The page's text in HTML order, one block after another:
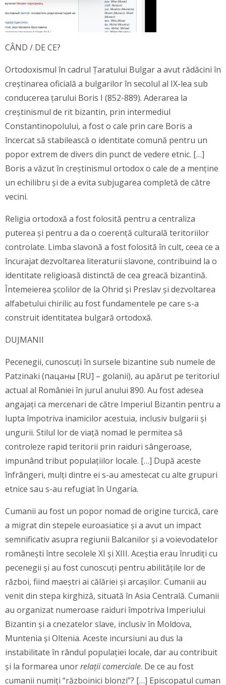
CÂND / DE CE?
Ortodoxismul în cadrul Țaratului Bulgar a avut rădăcini în
creștinarea oficială a bulgarilor în secolul al IX-lea sub
conducerea țarului Boris I (852-889). Aderarea la
creștinismul de rit bizantin, prin intermediul
Constantinopolului, a fost o cale prin care Boris a
încercat să stabilească o identitate comună pentru un
popor extrem de divers din punct de vedere etnic. […]
Boris a văzut în creștinismul ortodox o cale de a menține
un echilibru și de a evita subjugarea completă de către
vecini.
Religia ortodoxă a fost folosită pentru a centraliza
puterea și pentru a da o coerență culturală teritoriilor
controlate. Limba slavonă a fost folosită în cult, ceea ce a
încurajat dezvoltarea literaturii slavone, contribuind la o
identitate religioasă distinctă de cea greacă bizantină.
Întemeierea școlilor de la Ohrid și Preslav și dezvoltarea
alfabetului chirilic au fost fundamentele pe care s-a
construit identitatea bulgară ortodoxă.
DUJMANII
Pecenegii, cunoscuți în sursele bizantine sub numele de
Patzinaki (пацаны [RU] – golanii), au apărut pe teritoriul
actual al României în jurul anului 890. Au fost adesea
angajați ca mercenari de către Imperiul Bizantin pentru a
lupta împotriva inamicilor acestuia, inclusiv bulgarii și
ungurii. Stilul lor de viață nomad le permitea să
controleze rapid teritorii prin raiduri sângeroase,
impunând tribut populațiilor locale. […] După aceste
înfrângeri, mulți dintre ei s-au amestecat cu alte grupuri
etnice sau s-au refugiat în Ungaria.
Cumanii au fost un popor nomad de origine turcică, care
a migrat din stepele euroasiatice și a avut un impact
semnificativ asupra regiunii Balcanilor și a voievodatelor
românești între secolele XI și XIII. Aceștia erau înrudiți cu
pecenegii și au fost cunoscuți pentru abilitățile lor de
război, fiind maeștri ai călăriei și arcașilor. Cumanii au
venit din stepa kirghiză, situată în Asia Centrală. Cumanii
au organizat numeroase raiduri împotriva Imperiului
Bizantin și a cnezatelor slave, inclusiv în Moldova,
Muntenia și Oltenia. Aceste incursiuni au dus la
instabilitate în rândul populației locale, dar au contribuit
și la formarea unorrelații comerciale. De ce au fost
cumanii numiți “războinici blonzi”? […] Episcopatul cuman